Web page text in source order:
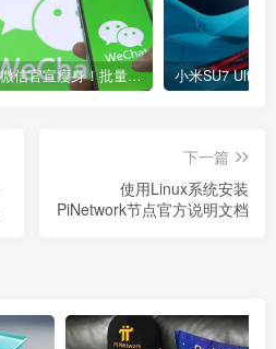
微信官宣瘦身！批量清理原图新功能来了 安卓、iOS均可使用
下一篇
使用Linux系统安装
PiNetwork节点官方说明文档